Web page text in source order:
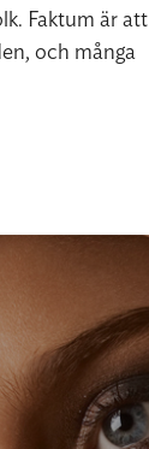
Faktum är att
och många